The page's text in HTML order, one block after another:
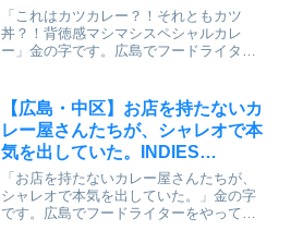
ー」は、カツカレーとカツ丼の境
界線を壊しにきた【かえるのピク
ルスと実食レビュー】
「これはカツカレー？！それともカツ
丼？！背徳感マシマシスペシャルカレ
ー」金の字です。広島でフードライター
キ）」が、3周年を記念したスペシャルイ
ベントを開催。「ス...
【広島・中区】お店を持たないカ
レー屋さんたちが、シャレオで本
気を出していた。INDIES
CURRY SET VOL.4【かえるのピ
クルスと実食レビュー】
「お店を持たないカレー屋さんたちが、
シャレオで本気を出していた。」金の字
です。広島でフードライターをやってい